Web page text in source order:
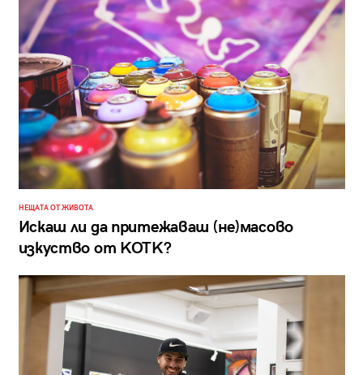
НЕЩАТА ОТ ЖИВОТА
Искаш ли да притежаваш (не)масово
изкуство от KOTK?